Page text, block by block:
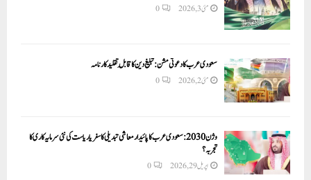
مئی 3, 2026 0
سعودی عرب کا دعوتی مشن: تبلیغ دین کا قابلِ تقلید کارنامہ
مئی 2, 2026 0
وژن 2030:سعودی عرب کا پائیدار معاشی تبدیلی کا سفر یا ریاست کی نئی سرمایہ کاری کا
تجربہ؟
اپریل 29, 2026 0